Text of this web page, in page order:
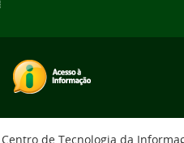
Centro de Tecnologia da